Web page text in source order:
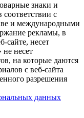
знаки и
с
и международными
рекламы, в
сайте, несет
несет
на которые даются
с веб-сайта
разрешения
данных